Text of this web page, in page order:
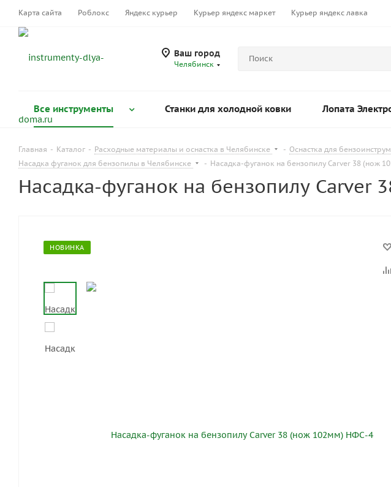
Карта сайта Роблокс Яндекс курьер Курьер яндекс маркет Курьер яндекс лавка
Ваш город
Челябинск
Все инструменты Станки для холодной ковки Лопата
Главная - Каталог - Расходные материалы и оснастка в Челябинске - Оснастка для
Насадка фуганок для бензопилы в Челябинске
- Насадка-фуганок на бензопилу Carver 38 (нож
Насадка-фуганок на бензопилу
НОВИНКА